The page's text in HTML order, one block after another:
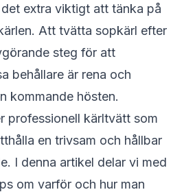
extra viktigt att tänka på
Att tvätta sopkärl efter
steg för att
behållare är rena och
kommande hösten.
professionell kärltvätt som
en trivsam och hållbar
I denna artikel delar vi med
om varför och hur man